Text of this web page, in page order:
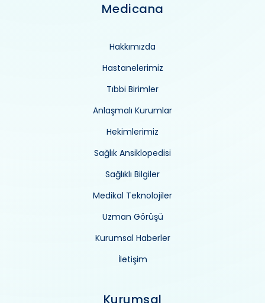
Medicana
Hakkımızda
Hastanelerimiz
Tıbbi Birimler
Anlaşmalı Kurumlar
Hekimlerimiz
Sağlık Ansiklopedisi
Sağlıklı Bilgiler
Medikal Teknolojiler
Uzman Görüşü
Kurumsal Haberler
İletişim
Kurumsal